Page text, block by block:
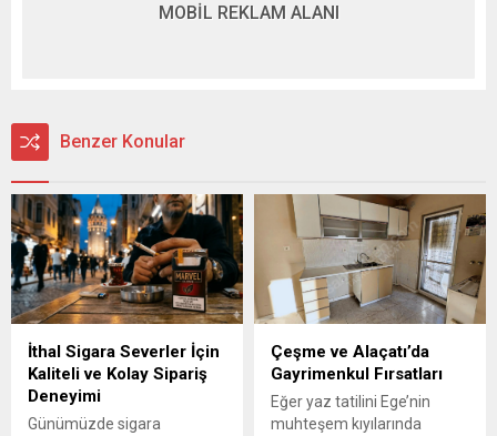
MOBİL REKLAM ALANI
Benzer Konular
İthal Sigara Severler İçin
Kaliteli ve Kolay Sipariş
Deneyimi
Günümüzde sigara
Çeşme ve Alaçatı’da
Gayrimenkul Fırsatları
Eğer yaz tatilini Ege’nin
muhteşem kıyılarında